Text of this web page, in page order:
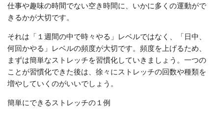
仕事や趣味の時間でない空き時間に、いかに多くの運動がで
きるかが大切です。
それは「１週間の中で時々やる」レベルではなく、「日中、
何回かやる」レベルの頻度が大切です。頻度を上げるため、
まずは簡単なストレッチを習慣化していきましょう。一つの
ことが習慣化できた後は、徐々にストレッチの回数や種類を
増やしていくのがいいでしょう。
簡単にできるストレッチの１例